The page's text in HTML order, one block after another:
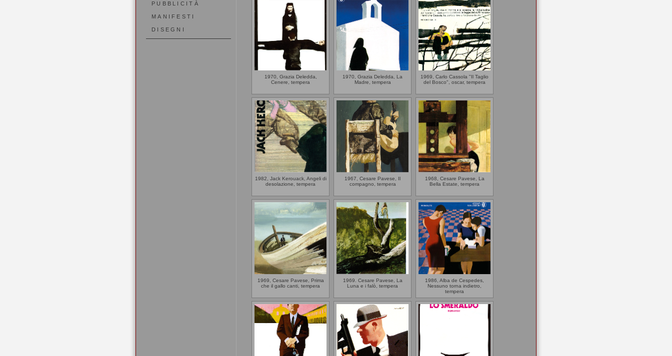
PUBBLICITÀ
MANIFESTI
DISEGNI
1970, Grazia Deledda,
Cenere, tempera
1970, Grazia Deledda, La
Madre, tempera
1969, Carlo Cassola "Il Taglio
del Bosco", oscar, tempera
1982, Jack Kerouack, Angeli di
desolazione, tempera
1967, Cesare Pavese, Il
compagno, tempera
1968, Cesare Pavese, La
Bella Estate, tempera
1969, Cesare Pavese, Prima
che il gallo canti, tempera
1969. Cesare Pavese, La
Luna e i falò, tempera
1986, Alba de Cespedes,
Nessuno torna indietro,
tempera